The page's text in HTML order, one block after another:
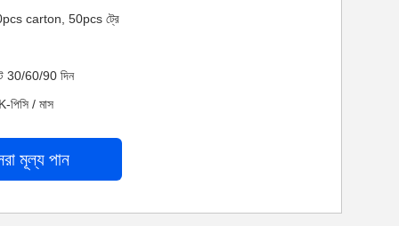
carton, 50pcs ট্রে
30/60/90 দিন
পিসি / মাস
মূল্য পান